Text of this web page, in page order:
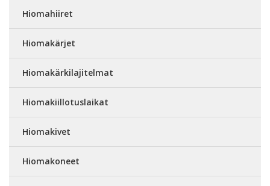
Hiomahiiret
Hiomakärjet
Hiomakärkilajitelmat
Hiomakiillotuslaikat
Hiomakivet
Hiomakoneet